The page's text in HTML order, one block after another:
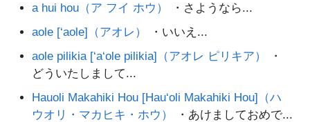
a hui hou（ア フイ ホウ）
・さようなら...
aole [‘aole]（アオレ）
・いいえ...
aole pilikia [‘a‘ole pilikia]（アオレ ピリキア）
・
どういたしまして...
Hauoli Makahiki Hou [Hau‘oli Makahiki Hou]（ハ
ウオリ・マカヒキ・ホウ）
・あけましておめで...